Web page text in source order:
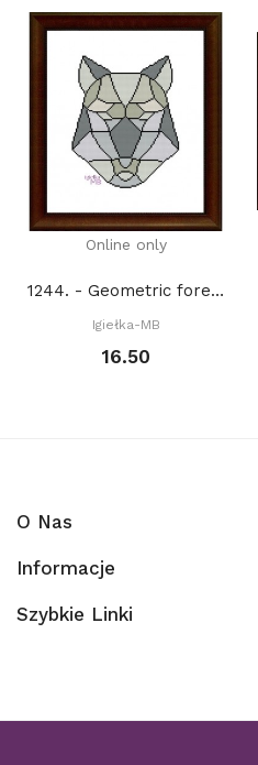
Online only
1244. - Geometric forest animals: Owl (PDF)
Igiełka-MB
16.50
O Nas
Informacje
Szybkie Linki